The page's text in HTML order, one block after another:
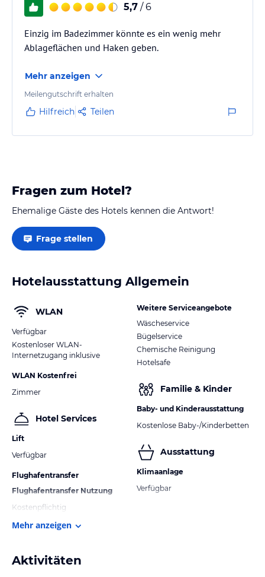
5,7 / 6
Einzig im Badezimmer könnte es ein wenig mehr
Ablageflächen und Haken geben.
Mehr anzeigen
Meilengutschrift erhalten
Hilfreich Teilen
Fragen zum Hotel?
Ehemalige Gäste des Hotels kennen die Antwort!
Frage stellen
Hotelausstattung Allgemein
WLAN
Verfügbar
Kostenloser WLAN-
Internetzugang inklusive
WLAN Kostenfrei
Zimmer
Hotel Services
Lift
Verfügbar
Flughafentransfer
Flughafentransfer Nutzung
Kostenpflichtig
Weitere Serviceangebote
Wäscheservice
Bügelservice
Chemische Reinigung
Hotelsafe
Familie & Kinder
Baby- und Kinderausstattung
Kostenlose Baby-/Kinderbetten
Ausstattung
Klimaanlage
Verfügbar
Mehr anzeigen
Aktivitäten